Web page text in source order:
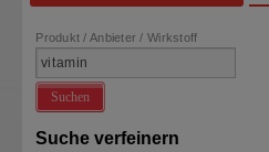
Produkt / Anbieter / Wirkstoff
Suchen
Suche verfeinern